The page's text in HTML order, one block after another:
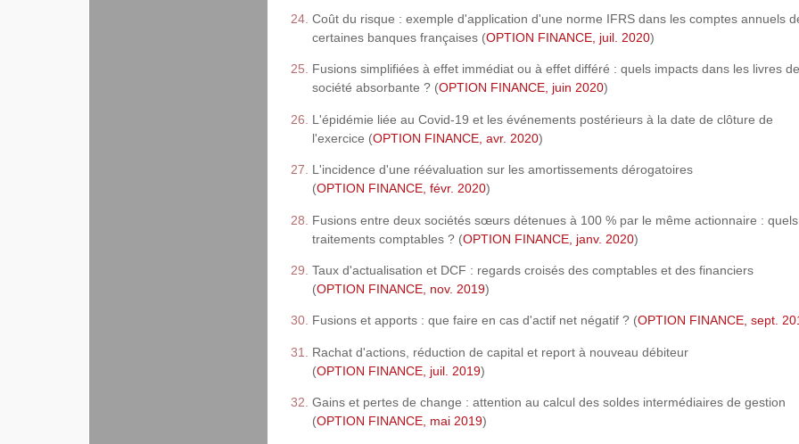
Coût du risque : exemple d'application d'une norme IFRS dans les comptes annuels
certaines banques françaises (OPTION FINANCE, juil. 2020)
Fusions simplifiées à effet immédiat ou à effet différé : quels impacts dans les livres
société absorbante ? (OPTION FINANCE, juin 2020)
L'épidémie liée au Covid-19 et les événements postérieurs à la date de clôture de
l'exercice (OPTION FINANCE, avr. 2020)
L'incidence d'une réévaluation sur les amortissements dérogatoires
(OPTION FINANCE, févr. 2020)
Fusions entre deux sociétés sœurs détenues à 100 % par le même actionnaire : quels
traitements comptables ? (OPTION FINANCE, janv. 2020)
Taux d'actualisation et DCF : regards croisés des comptables et des financiers
(OPTION FINANCE, nov. 2019)
Fusions et apports : que faire en cas d'actif net négatif ? (OPTION FINANCE, sept.
Rachat d'actions, réduction de capital et report à nouveau débiteur
(OPTION FINANCE, juil. 2019)
Gains et pertes de change : attention au calcul des soldes intermédiaires de gestion
(OPTION FINANCE, mai 2019)